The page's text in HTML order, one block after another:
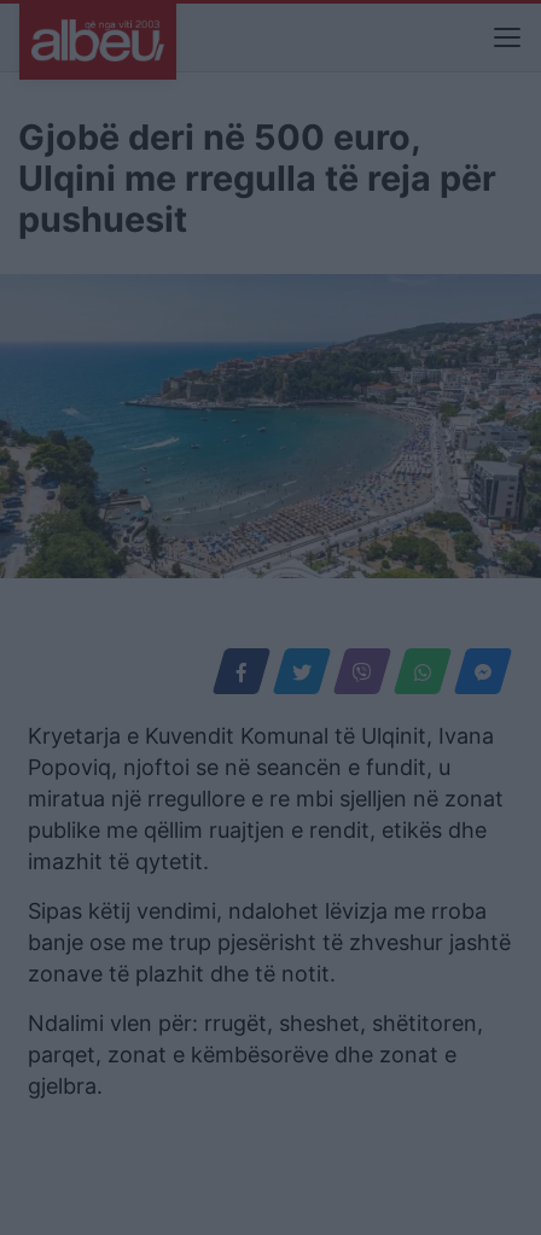
Gjobë deri në 500 euro,
Ulqini me rregulla të reja për
pushuesit
Kryetarja e Kuvendit Komunal të Ulqinit, Ivana
Popoviq, njoftoi se në seancën e fundit, u
miratua një rregullore e re mbi sjelljen në zonat
publike me qëllim ruajtjen e rendit, etikës dhe
imazhit të qytetit.
Sipas këtij vendimi, ndalohet lëvizja me rroba
banje ose me trup pjesërisht të zhveshur jashtë
zonave të plazhit dhe të notit.
Ndalimi vlen për: rrugët, sheshet, shëtitoren,
parqet, zonat e këmbësorëve dhe zonat e
gjelbra.